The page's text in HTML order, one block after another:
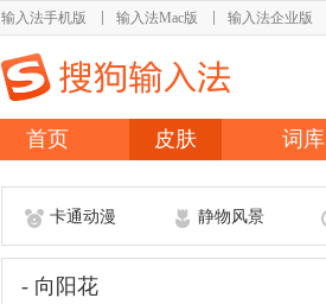
输入法手机版 输入法Mac版 输入法企业版
首页 皮肤 词库
卡通动漫 静物风景
- 向阳花